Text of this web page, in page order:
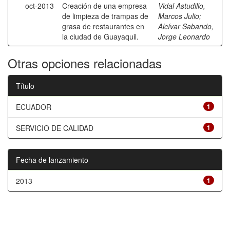
oct-2013
Creación de una empresa
de limpieza de trampas de
grasa de restaurantes en
la ciudad de Guayaquil.
Vidal Astudillo,
Marcos Julio;
Alcívar Sabando,
Jorge Leonardo
Otras opciones relacionadas
Título
1
ECUADOR
1
SERVICIO DE CALIDAD
Fecha de lanzamiento
1
2013